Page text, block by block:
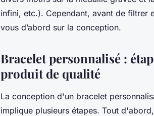
infini, etc.). Cependant, avant de
vous d’abord sur la conception.
Bracelet personnalisé :
produit de qualité
La conception d'un bracelet
implique plusieurs étapes. Tout